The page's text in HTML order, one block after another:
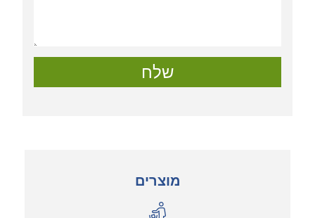
מוצרים
שלח